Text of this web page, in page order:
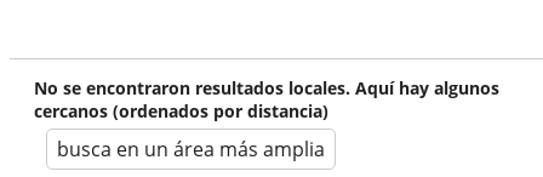
No se encontraron resultados locales. Aquí hay algunos
cercanos (ordenados por distancia)
busca en un área más amplia